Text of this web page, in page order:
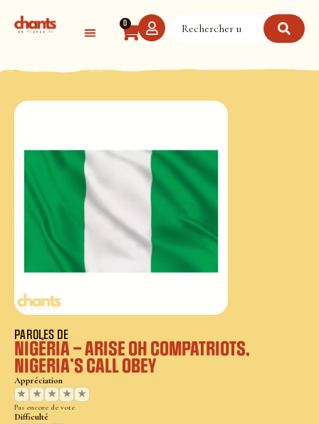
0
PAROLES DE
NIGÉRIA – ARISE OH COMPATRIOTS,
NIGERIA’S CALL OBEY
Appréciation
★
★ ★ ★ ★
Pas encore de vote
Difficulté